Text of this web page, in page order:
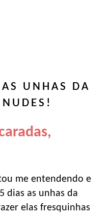
UNHAS DA
me entendendo e
dias as unhas da
elas fresquinhas